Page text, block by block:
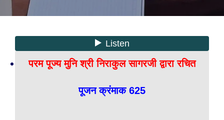
परम पूज्य मुनि श्री निराकुल सागरजी द्वारा रचित
पूजन क्रंमाक 625